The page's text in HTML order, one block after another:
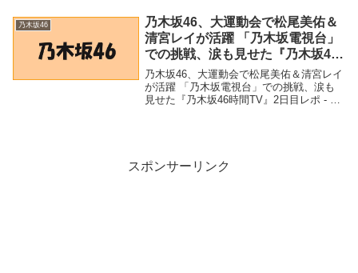
SHOTに反響「ガチ可愛い」...
乃木坂46
乃木坂46、大運動会で松尾美佑＆
清宮レイが活躍 「乃木坂電視台」
での挑戦、涙も見せた『乃木坂46
時間TV』2日目レポ – リアルサウ
ンド
乃木坂46、大運動会で松尾美佑＆清宮レイ
が活躍 「乃木坂電視台」での挑戦、涙も
見せた『乃木坂46時間TV』2日目レポ - リ
スポンサーリンク